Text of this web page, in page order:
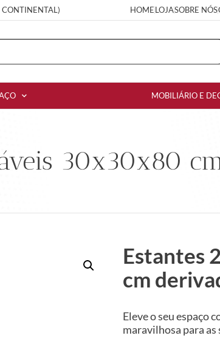
CONTINENTAL) HOMELOJASOBRE NÓS
MOBILIÁRIO E
30x30x80
Estantes
cm
Eleve o seu espaço
maravilhosa para as